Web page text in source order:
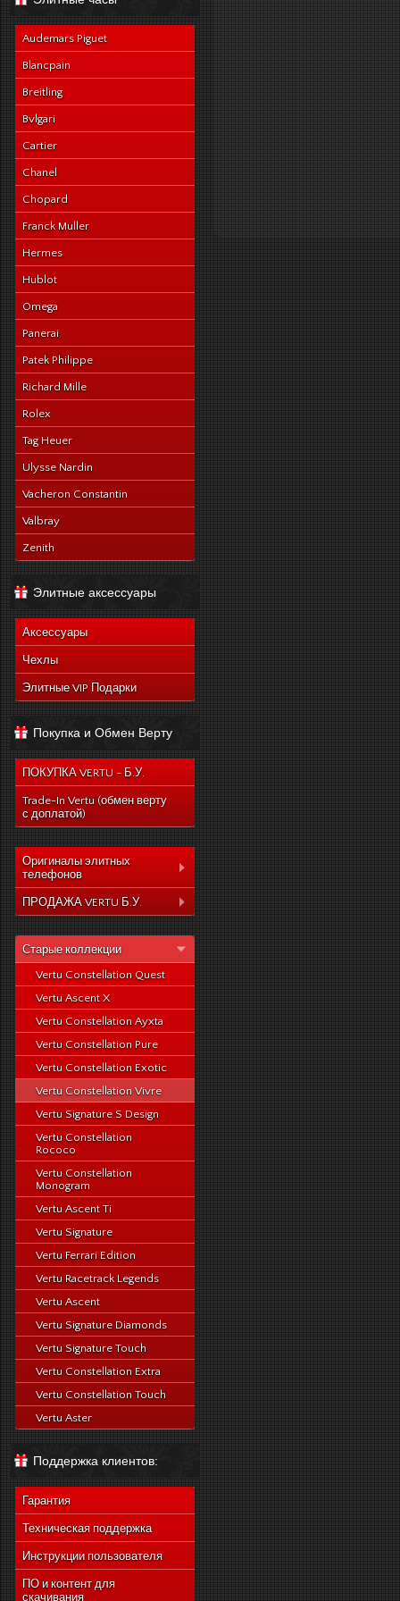
Audemars Piguet
Blancpain
Breitling
Bvlgari
Cartier
Chanel
Chopard
Franck Muller
Hermes
Hublot
Omega
Panerai
Patek Philippe
Richard Mille
Rolex
Tag Heuer
Ulysse Nardin
Vacheron Constantin
Valbray
Zenith
Элитные аксессуары
Аксессуары
Чехлы
Элитные VIP Подарки
Покупка и Обмен Верту
ПОКУПКА VERTU - Б.У.
Trade-In Vertu (обмен верту
с доплатой)
Оригиналы элитных
телефонов
Коллекция Aster
Коллекция Signature
Коллекция Ascent
Коллекция Signature
Touch
Коллекция Новый
Signature Touch
ПРОДАЖА VERTU Б.У.
Коллекция Constelation
Коллекция Signature
Коллекция Ascent
Коллекция Signature
Коллекция Новый
Signature Touch
Старые коллекции
Vertu Constellation Quest
Vertu Ascent X
Vertu Constellation Ayxta
Vertu Constellation Pure
Vertu Constellation Exotic
Vertu Constellation Vivre
Vertu Signature S Design
Vertu Constellation
Rococo
Vertu Constellation
Monogram
Vertu Ascent Ti
Vertu Signature
Vertu Ferrari Edition
Vertu Racetrack Legends
Vertu Ascent
Vertu Signature Diamonds
Vertu Signature Touch
Vertu Constellation Extra
Vertu Constellation Touch
Vertu Aster
Поддержка клиентов:
Гарантия
Техническая поддержка
Инструкции пользователя
ПО и контент для
скачивания